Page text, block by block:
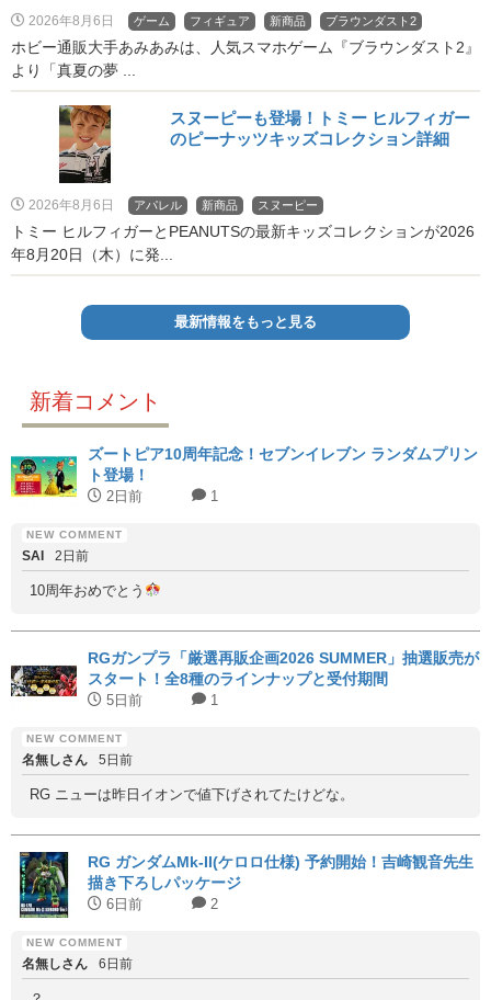
2026年8月6日 ゲーム フィギュア 新商品 ブラウンダスト2
ホビー通販大手あみあみは、人気スマホゲーム『ブラウンダスト2』
より「真夏の夢 ...
スヌーピーも登場！トミー ヒルフィガー
のピーナッツキッズコレクション詳細
2026年8月6日 アパレル 新商品 スヌーピー
トミー ヒルフィガーとPEANUTSの最新キッズコレクションが2026
年8月20日（木）に発...
最新情報をもっと見る
新着コメント
ズートピア10周年記念！セブンイレブン ランダムプリン
ト登場！
2日前 1
SAI 2日前
10周年おめでとう
RGガンプラ「厳選再販企画2026 SUMMER」抽選販売が
スタート！全8種のラインナップと受付期間
5日前 1
名無しさん 5日前
RG ニューは昨日イオンで値下げされてたけどな。
RG ガンダムMk-II(ケロロ仕様) 予約開始！吉崎観音先生
描き下ろしパッケージ
6日前 2
名無しさん 6日前